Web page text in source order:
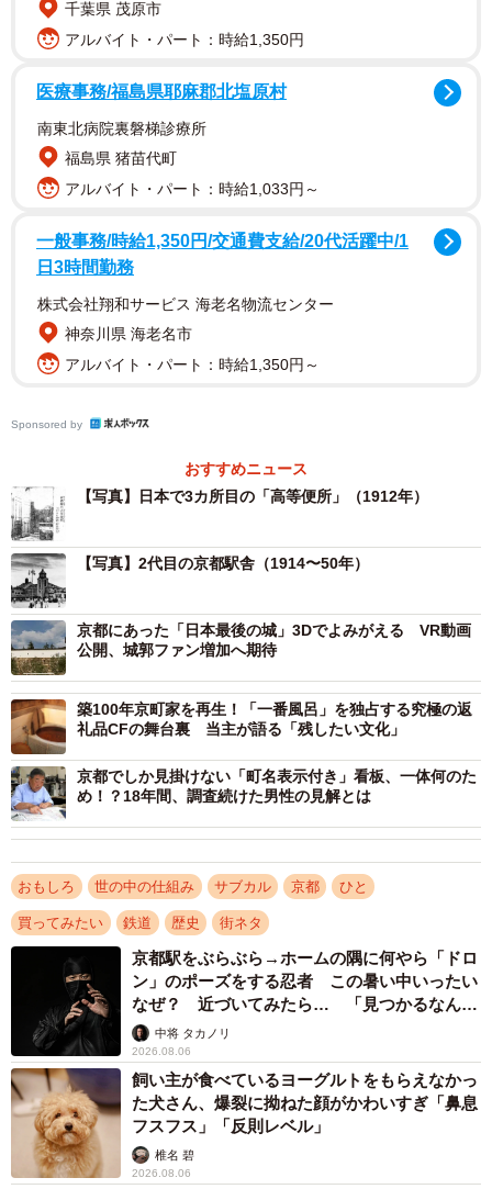
職中から京都の公衆衛生史を調査、出版してきた。
初代京都駅に設けられた「高等便所」（１９１２年６月１８日付「京都
時代の小便桶が、開国後に京都を訪れる外国人の目を意識
して囲い付きの公衆トイレへ発展したことを解説。
1912（明治45）年には日本で3カ所目の「高等便所」（有
料トイレ）が初代京都駅に設置され、1914（大正3）年開
業の2代目駅舎には当時最先端の水洗トイレや汚水処理施設
が設けられていたことも紹介している。
１９１４～５０年に存在した、２代目の京都駅舎
第2部では、し尿処理の歴史を追う。江戸時代、京から排出
されるし尿は肥料として重宝され、周辺の農民が買い取っ
ていた。山城の宇治茶農家らと乙訓や大阪の村々との間で
度々争いが起きたほどだったが、大正期から肥料としての
需要が低下し、し尿はお金を払って処分する「汚物」に転
落したという。
千葉県 茂原市
アルバイト・パート：時給1,350円
医療事務/福島県耶麻郡北塩原村
南東北病院裏磐梯診療所
福島県 猪苗代町
アルバイト・パート：時給1,033円～
一般事務/時給1,350円/交通費支給/20代活躍中/1
日3時間勤務
株式会社翔和サービス 海老名物流センター
神奈川県 海老名市
アルバイト・パート：時給1,350円～
Sponsored by
おすすめニュース
【写真】日本で3カ所目の「高等便所」（1912年）
【写真】2代目の京都駅舎（1914〜50年）
京都にあった「日本最後の城」3Dでよみがえる VR動画
公開、城郭ファン増加へ期待
築100年京町家を再生！「一番風呂」を独占する究極の返
礼品CFの舞台裏 当主が語る「残したい文化」
京都でしか見掛けない「町名表示付き」看板、一体何のた
め！？18年間、調査続けた男性の見解とは
おもしろ 世の中の仕組み サブカル 京都 ひと
買ってみたい 鉄道 歴史 街ネタ
京都駅をぶらぶら→ホームの隅に何やら「ドロ
ン」のポーズをする忍者 この暑い中いったい
なぜ？ 近づいてみたら… 「見つかるなんて
未熟」中将 タカノリ
2026.08.06
飼い主が食べているヨーグルトをもらえなかっ
た犬さん、爆裂に拗ねた顔がかわいすぎ「鼻息
フスフス」「反則レベル」
椎名 碧
2026.08.06